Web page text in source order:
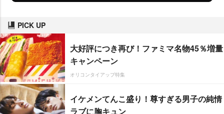
PICK UP
大好評につき再び！ファミマ名物45％増量
キャンペーン
オリコンタイアップ特集
イケメンてんこ盛り！尊すぎる男子の純情
ラブに胸キュン